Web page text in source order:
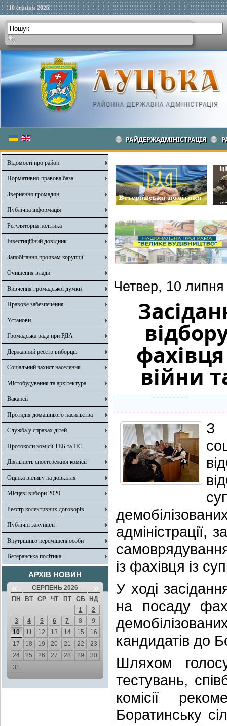
10 серпня 2026
РАЙДЕРЖАДМІНІСТРАЦІЯ
Відомості про район
Нормативно-правова база
Звернення громадян
Публічна інформація
Регуляторна політика
Інвестиційний довідник
Запобігання проявам корупції
Очищення влади
Вивчення громадської думки
Правове забезпечення
Установи
Громадська рада при РДА
Державний реєстр виборців
Соціальний захист населення
Містобудування та архітектура
Вакансії
Протидія домашнього насильства
Служба у справах дітей
Протоколи комісії ТЕБ та НС
Діяльність спостережної комісії
Оцінка впливу на довкілля
Місцеві вибори 2020
Реєстр колективних договорів
Публічні закупівлі
Внутрішньо переміщені особи
Ветеранська політика
АРХІВ НОВИН
« СЕРПЕНЬ 2026 »
ПН ВТ СР ЧТ ПТ СБ
НД
1
2
3
4 5 6 7 8
9
10
11 12 13 14 15
16
17
18 19 20 21 22
23
24
25 26 27 28 29
30
31
Четвер, 10
війни
З
адміністрації,
із фахівця із
У ході
на посаду
кандидатів до
Шляхом
тестувань,
комісії
Боратинську